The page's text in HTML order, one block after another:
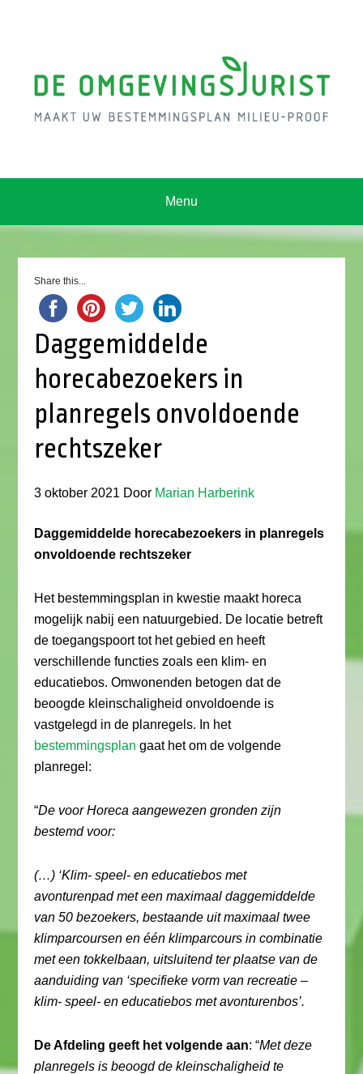
Menu
Share this...
Daggemiddelde
horecabezoekers in
planregels onvoldoende
rechtszeker
3 oktober 2021 Door Marian Harberink
Daggemiddelde horecabezoekers in planregels
onvoldoende rechtszeker
Het bestemmingsplan in kwestie maakt horeca
mogelijk nabij een natuurgebied. De locatie betreft
de toegangspoort tot het gebied en heeft
verschillende functies zoals een klim- en
educatiebos. Omwonenden betogen dat de
beoogde kleinschaligheid onvoldoende is
vastgelegd in de planregels. In het
bestemmingsplan gaat het om de volgende
planregel:
“De voor Horeca aangewezen gronden zijn
bestemd voor:
(…) ‘Klim- speel- en educatiebos met
avonturenpad met een maximaal daggemiddelde
van 50 bezoekers, bestaande uit maximaal twee
klimparcoursen en één klimparcours in combinatie
met een tokkelbaan, uitsluitend ter plaatse van de
aanduiding van ‘specifieke vorm van recreatie –
klim- speel- en educatiebos met avonturenbos’.
De Afdeling geeft het volgende aan: “Met deze
planregels is beoogd de kleinschaligheid te